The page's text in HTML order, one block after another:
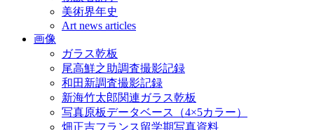
美術界年史
Art news articles
画像
ガラス乾板
尾高鮮之助調査撮影記録
和田新調査撮影記録
新海竹太郎関連ガラス乾板
写真原板データベース（4×5カラー）
畑正吉フランス留学期写真資料